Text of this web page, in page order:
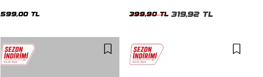
599,00 TL 399,90 TL 319,92 TL